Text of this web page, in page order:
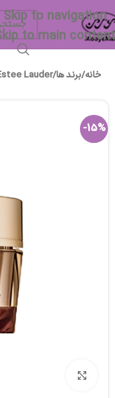
Skip to navigation
to main content
خانه/برند ها/
Lauder
-15%